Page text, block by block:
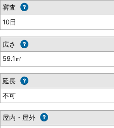
審査
10日
広さ
59.1㎡
延長
不可
屋内・屋外